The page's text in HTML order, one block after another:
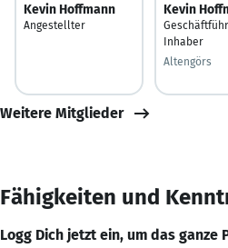
Kevin Hoffmann
Angestellter
Kevin
Inhaber
Altengörs
Weitere Mitglieder
Fähigkeiten und
Logg Dich jetzt ein, um das ganze